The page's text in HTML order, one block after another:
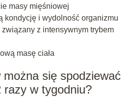
masy mięśniowej
kondycję i wydolność organizmu
z intensywnym trybem
masę ciała
się spodziewać
razy w tygodniu?